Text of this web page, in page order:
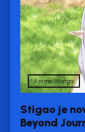
Anime/Manga
Stigao je
Beyond